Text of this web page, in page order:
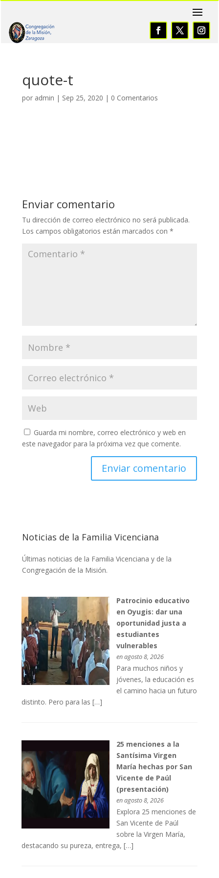
quote-t
por admin | Sep 25, 2020 | 0 Comentarios
Enviar comentario
Tu dirección de correo electrónico no será publicada.
Los campos obligatorios están marcados con *
Guarda mi nombre, correo electrónico y web en
este navegador para la próxima vez que comente.
Noticias de la Familia Vicenciana
Últimas noticias de la Familia Vicenciana y de la
Congregación de la Misión.
Patrocinio educativo
en Oyugis: dar una
oportunidad justa a
estudiantes
vulnerables
en agosto 8, 2026
Para muchos niños y
jóvenes, la educación es
el camino hacia un futuro
distinto. Pero para las […]
25 menciones a la
Santísima Virgen
María hechas por San
Vicente de Paúl
(presentación)
en agosto 8, 2026
Explora 25 menciones de
San Vicente de Paúl
sobre la Virgen María,
destacando su pureza, entrega, […]